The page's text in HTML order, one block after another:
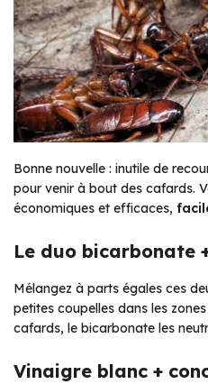
Bonne nouvelle : inutile de
pour venir à bout des cafards.
économiques et efficaces,
Le duo bicarbonate
Mélangez à parts égales ces
petites coupelles dans les
cafards, le bicarbonate les
Vinaigre blanc +